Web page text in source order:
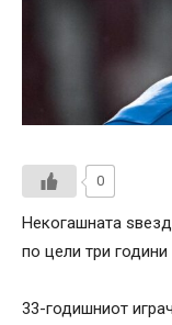
0
Некогашната
по цели три
33-годишниот